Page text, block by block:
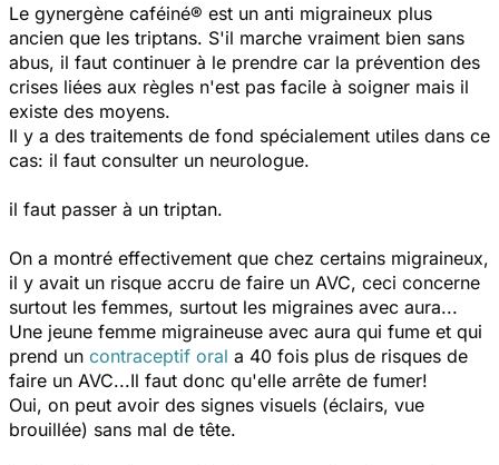
Le gynergène caféiné® est un anti migraineux plus
ancien que les triptans. S'il marche vraiment bien sans
abus, il faut continuer à le prendre car la prévention des
crises liées aux règles n'est pas facile à soigner mais il
existe des moyens.
Il y a des traitements de fond spécialement utiles dans ce
cas: il faut consulter un neurologue.
il faut passer à un triptan.
On a montré effectivement que chez certains migraineux,
il y avait un risque accru de faire un AVC, ceci concerne
surtout les femmes, surtout les migraines avec aura...
Une jeune femme migraineuse avec aura qui fume et qui
prend un contraceptif oral a 40 fois plus de risques de
faire un AVC...Il faut donc qu'elle arrête de fumer!
Oui, on peut avoir des signes visuels (éclairs, vue
brouillée) sans mal de tête.